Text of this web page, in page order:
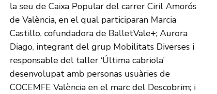
la seu de Caixa Popular del carrer Ciril Amorós
de València, en el qual participaran Marcia
Castillo, cofundadora de BalletVale+; Aurora
Diago, integrant del grup Mobilitats Diverses i
responsable del taller ‘Última cabriola’
desenvolupat amb personas usuàries de
COCEMFE València en el marc del Descobrim; i